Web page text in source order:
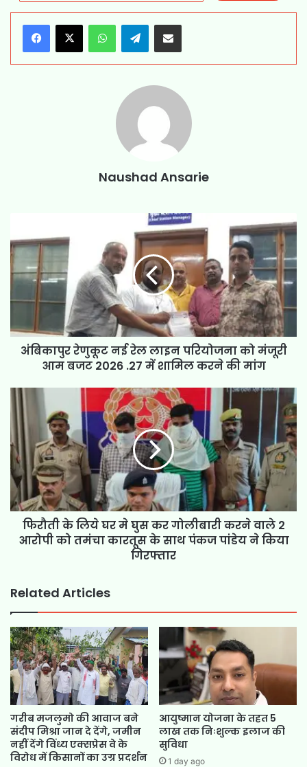
WhatsAppTelegramShare via Email
Naushad Ansarie
अंबिकापुर रेणुकूट नई रेल लाइन परियोजना को मंजूरी
आम बजट 2026 .27 में शामिल करने की मांग
फिरौती के लिये घर मे घुस कर गोलीबारी करने वाले 2
आरोपी को तमंचा कारतूस के साथ पंकज पांडेय ने किया
गिरफ्तार
Related Articles
गरीब मजलुमो की आवाज बने
संदीप मिश्रा जान दे देंगे, जमीन
नहीं देंगे विंध्य एक्सप्रेस वे के
विरोध में किसानों का उग्र प्रदर्शन
आयुष्मान योजना के तहत 5
लाख तक निःशुल्क इलाज की
सुविधा
1 day ago